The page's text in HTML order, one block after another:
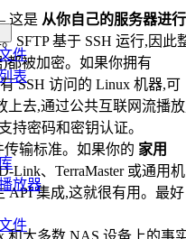
件
表
放器
件
这是 从你自己的服务器进行
SFTP 基于 SSH 运行,因此
都被加密。如果你拥有
SSH 访问的 Linux 机器,可
上去,通过公共互联网流播
持密码和密钥认证。
输标准。如果你的 家用
Link、TerraMaster 或通用机
API 集成,这就很有用。最好
和大多数 NAS 设备上的事